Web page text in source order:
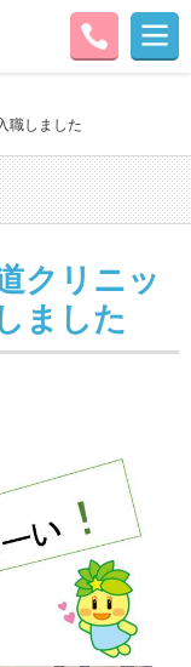
職しました
クリニッ
ました